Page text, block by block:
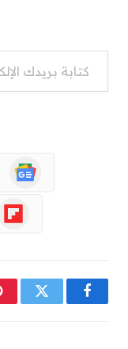
كتابة بريدك الإلكتروني...
فيسبوكتويتر